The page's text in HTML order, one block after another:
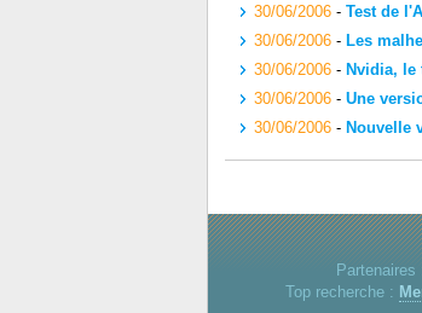
30/06/2006- Test de
30/06/2006- Les
30/06/2006- Nvidia, le
30/06/2006- Une
30/06/2006- Nouvelle
Partenaires
Top recherche :